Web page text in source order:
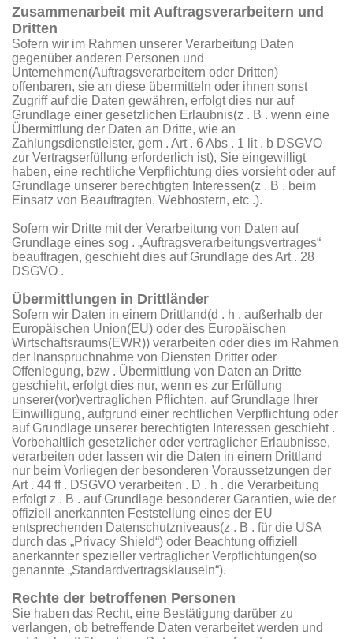
Zusammenarbeit mit Auftragsverarbeitern und
Dritten
Sofern wir im Rahmen unserer Verarbeitung Daten
gegenüber anderen Personen und
Unternehmen(Auftragsverarbeitern oder Dritten)
offenbaren, sie an diese übermitteln oder ihnen sonst
Zugriff auf die Daten gewähren, erfolgt dies nur auf
Grundlage einer gesetzlichen Erlaubnis(z . B . wenn eine
Übermittlung der Daten an Dritte, wie an
Zahlungsdienstleister, gem . Art . 6 Abs . 1 lit . b DSGVO
zur Vertragserfüllung erforderlich ist), Sie eingewilligt
haben, eine rechtliche Verpflichtung dies vorsieht oder auf
Grundlage unserer berechtigten Interessen(z . B . beim
Einsatz von Beauftragten, Webhostern, etc .).
Sofern wir Dritte mit der Verarbeitung von Daten auf
Grundlage eines sog . „Auftragsverarbeitungsvertrages“
beauftragen, geschieht dies auf Grundlage des Art . 28
DSGVO .
Übermittlungen in Drittländer
Sofern wir Daten in einem Drittland(d . h . außerhalb der
Europäischen Union(EU) oder des Europäischen
Wirtschaftsraums(EWR)) verarbeiten oder dies im Rahmen
der Inanspruchnahme von Diensten Dritter oder
Offenlegung, bzw . Übermittlung von Daten an Dritte
geschieht, erfolgt dies nur, wenn es zur Erfüllung
unserer(vor)vertraglichen Pflichten, auf Grundlage Ihrer
Einwilligung, aufgrund einer rechtlichen Verpflichtung oder
auf Grundlage unserer berechtigten Interessen geschieht .
Vorbehaltlich gesetzlicher oder vertraglicher Erlaubnisse,
verarbeiten oder lassen wir die Daten in einem Drittland
nur beim Vorliegen der besonderen Voraussetzungen der
Art . 44 ff . DSGVO verarbeiten . D . h . die Verarbeitung
erfolgt z . B . auf Grundlage besonderer Garantien, wie der
offiziell anerkannten Feststellung eines der EU
entsprechenden Datenschutzniveaus(z . B . für die USA
durch das „Privacy Shield“) oder Beachtung offiziell
anerkannter spezieller vertraglicher Verpflichtungen(so
genannte „Standardvertragsklauseln“).
Rechte der betroffenen Personen
Sie haben das Recht, eine Bestätigung darüber zu
verlangen, ob betreffende Daten verarbeitet werden und